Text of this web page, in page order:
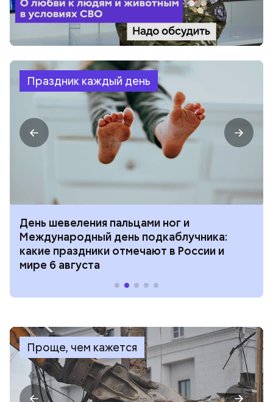
Праздник каждый день
День шевеления пальцами ног и
Международный день подкаблучника:
какие праздники отмечают в России и
мире 6 августа
Проще, чем кажется